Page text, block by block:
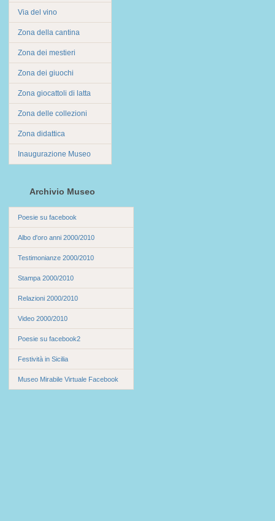
Via del vino
Zona della cantina
Zona dei mestieri
Zona dei giuochi
Zona giocattoli di latta
Zona delle collezioni
Zona didattica
Inaugurazione Museo
Archivio Museo
Poesie su facebook
Albo d'oro anni 2000/2010
Testimonianze 2000/2010
Stampa 2000/2010
Relazioni 2000/2010
Video 2000/2010
Poesie su facebook2
Festività in Sicilia
Museo Mirabile Virtuale Facebook